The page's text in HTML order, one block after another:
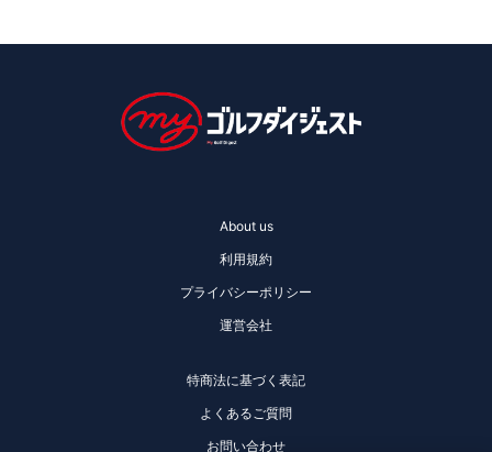
About us
利用規約
プライバシーポリシー
運営会社
特商法に基づく表記
よくあるご質問
お問い合わせ